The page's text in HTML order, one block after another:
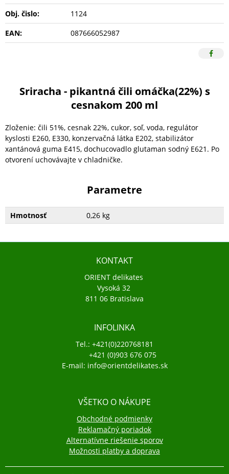
Obj. čislo:
1124
EAN:
087666052987
Sriracha - pikantná čili omáčka(22%) s
cesnakom 200 ml
Zloženie: čili 51%, cesnak 22%, cukor, soľ, voda, regulátor
kyslosti E260, E330, konzervačná látka E202, stabilizátor
xantánová guma E415, dochucovadlo glutaman sodný E621. Po
otvorení uchovávajte v chladničke.
Parametre
Hmotnosť 0,26 kg
KONTAKT
ORIENT delikates
Vysoká 32
811 06 Bratislava
INFOLINKA
Tel.: +421(0)220768181
+421 (0)903 676 075
E-mail: info@orientdelikates.sk
VŠETKO O NÁKUPE
Obchodné podmienky
Reklamačný poriadok
Alternatívne riešenie sporov
Možnosti platby a doprava